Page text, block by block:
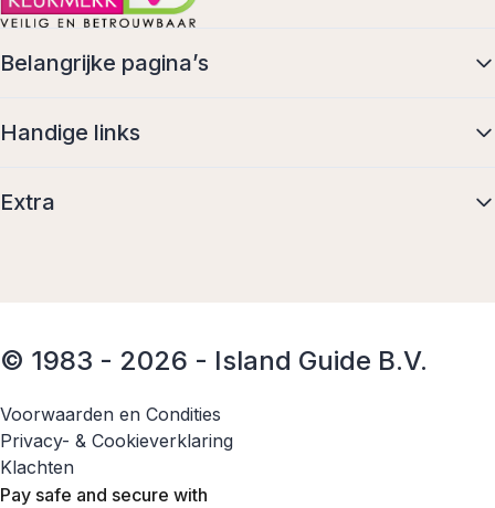
Belangrijke pagina’s
Handige links
Extra
© 1983 - 2026 - Island Guide B.V.
Voorwaarden en Condities
Privacy- & Cookieverklaring
Klachten
Pay safe and secure with